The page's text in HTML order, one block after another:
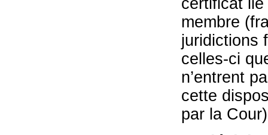
certificat lie
membre
juridictions
celles-ci
n’entrent
cette
par la